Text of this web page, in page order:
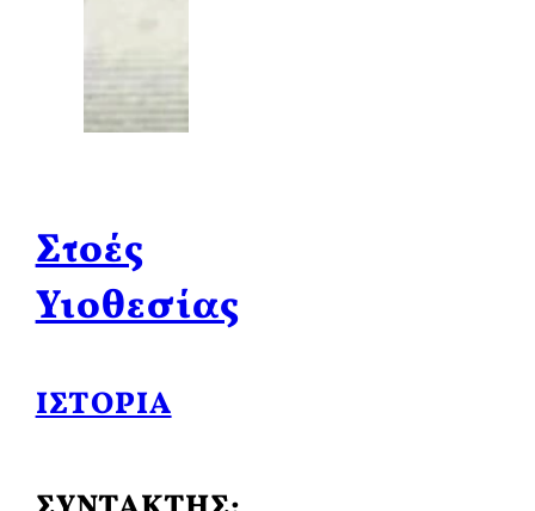
Στοές
Υιοθεσίας
ΙΣΤΟΡΊΑ